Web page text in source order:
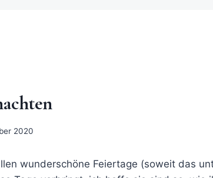
2020
wunderschöne Feiertage (soweit das